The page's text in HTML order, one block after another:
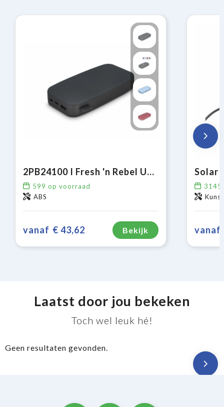
2PB24100 I Fresh 'n Rebel USB-C Powerbank 24000mAh
599 op voorraad
ABS
vanaf € 43,62 Bekijk
3145
vanaf
Laatst door jou bekeken
Toch wel leuk hé!
Geen resultaten gevonden.